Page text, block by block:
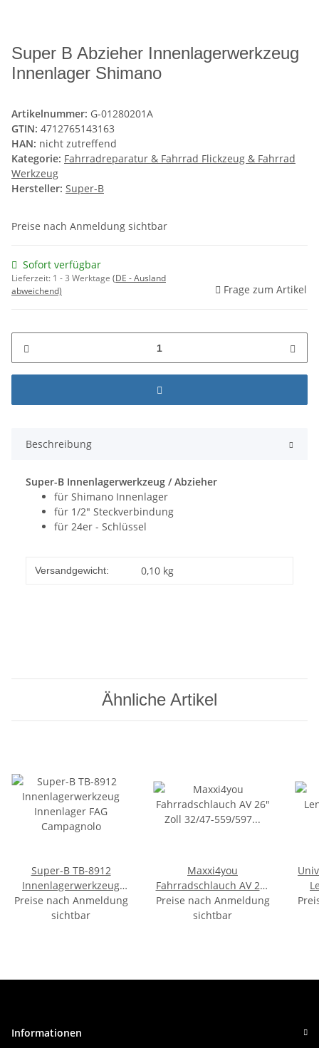
Super B Abzieher Innenlagerwerkzeug
Innenlager Shimano
Artikelnummer: G-01280201A
GTIN: 4712765143163
HAN: nicht zutreffend
Kategorie: Fahrradreparatur & Fahrrad Flickzeug & Fahrrad
Werkzeug
Hersteller: Super-B
Preise nach Anmeldung sichtbar
Sofort verfügbar
Lieferzeit: 1 - 3 Werktage (DE - Ausland
abweichend)
Frage zum Artikel
Beschreibung
Super-B Innenlagerwerkzeug / Abzieher
für Shimano Innenlager
für 1/2" Steckverbindung
für 24er - Schlüssel
Versandgewicht: 0,10 kg
Ähnliche Artikel
Super-B TB-8912
Innenlagerwerkzeug
Innenlager FAG
Campagnolo
Preise nach Anmeldung
sichtbar
Maxxi4you
Fahrradschlauch AV 26"
Zoll 32/47-559/597 (26 x
1 3/8 bis 1,75)
Preise nach Anmeldung
sichtbar
Informationen